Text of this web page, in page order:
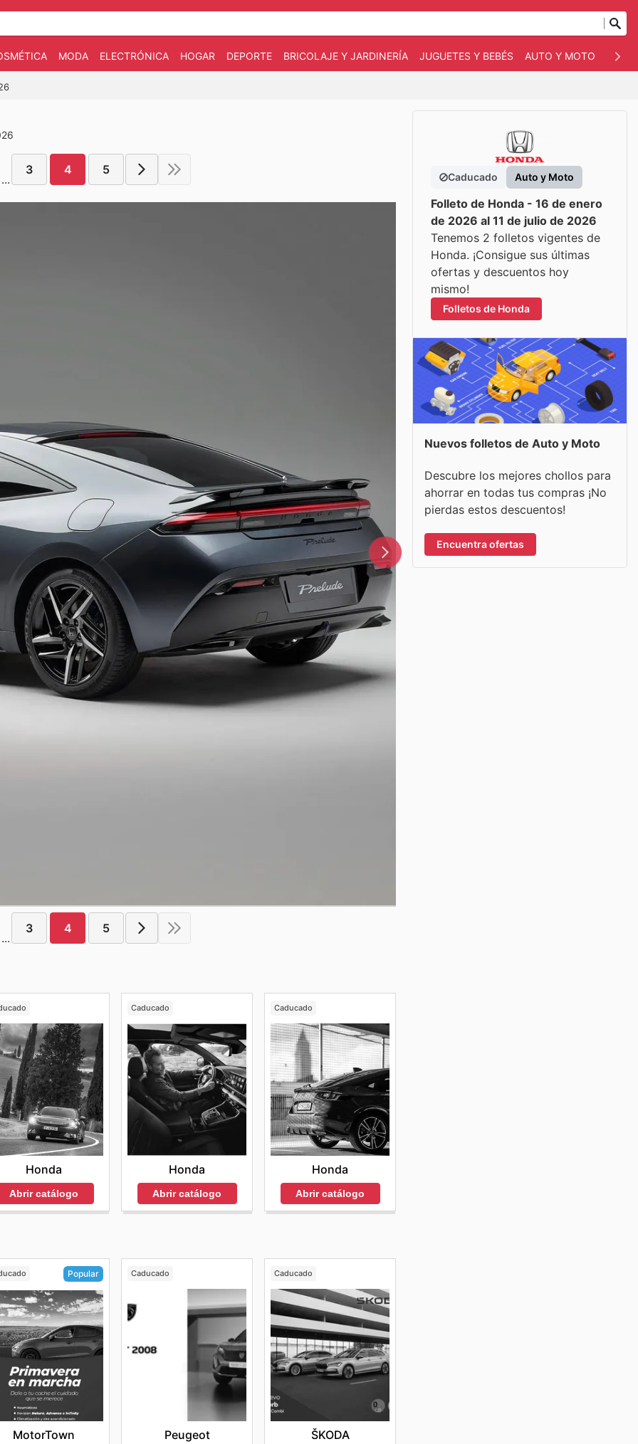
MODA ELECTRÓNICA HOGAR DEPORTE BRICOLAJE Y JARDINERÍA JUGUETES Y BEBÉS AUTO Y MOTO
...
3 4 5
...
3 4 5
Honda
Abrir catálogo
Caducado
Honda
Abrir catálogo
Caducado
Honda
Abrir catálogo
Popular
MotorTown
Caducado
Peugeot
Caducado
ŠKODA
Caducado Auto y Moto
Folleto de Honda - 16 de enero
de 2026 al 11 de julio de 2026
Tenemos 2 folletos vigentes de
Honda. ¡Consigue sus últimas
ofertas y descuentos hoy
mismo!
Folletos de Honda
Nuevos folletos de Auto y Moto
Descubre los mejores chollos para
ahorrar en todas tus compras ¡No
pierdas estos descuentos!
Encuentra ofertas